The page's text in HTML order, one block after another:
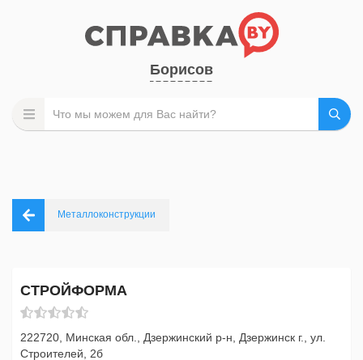
Борисов
Металлоконструкции
СТРОЙФОРМА
222720, Минская обл., Дзержинский р-н, Дзержинск г., ул.
Строителей, 2б